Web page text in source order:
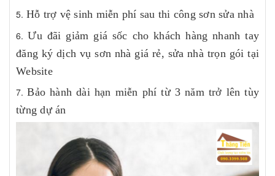
Hỗ trợ vệ sinh miễn phí sau thi công sơn sửa nhà
Ưu đãi giảm giá sốc cho khách hàng nhanh tay
đăng ký dịch vụ sơn nhà giá rẻ, sửa nhà trọn gói tại
Website
Bảo hành dài hạn miễn phí từ 3 năm trở lên tùy
từng dự án